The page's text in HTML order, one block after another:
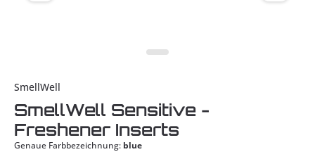
SmellWell
SmellWell Sensitive -
Freshener Inserts
Genaue Farbbezeichnung: blue